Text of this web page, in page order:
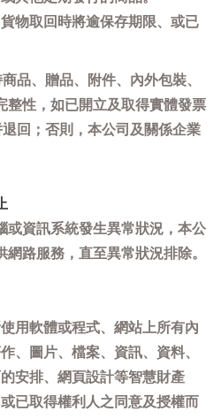
物取回時將逾保存期限、或已
品、贈品、附件、內外包裝、
整性，如已開立及取得實體發票
回；否則，本公司及關係企業
或資訊系統發生異常狀況，本公
路服務，直至異常狀況排除。
用軟體或程式、網站上所有內
、圖片、檔案、資訊、資料、
安排、網頁設計等智慧財產
已取得權利人之同意及授權而